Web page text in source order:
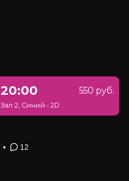
20:00 550 руб.
Зал 2, Синий • 2D
• 12